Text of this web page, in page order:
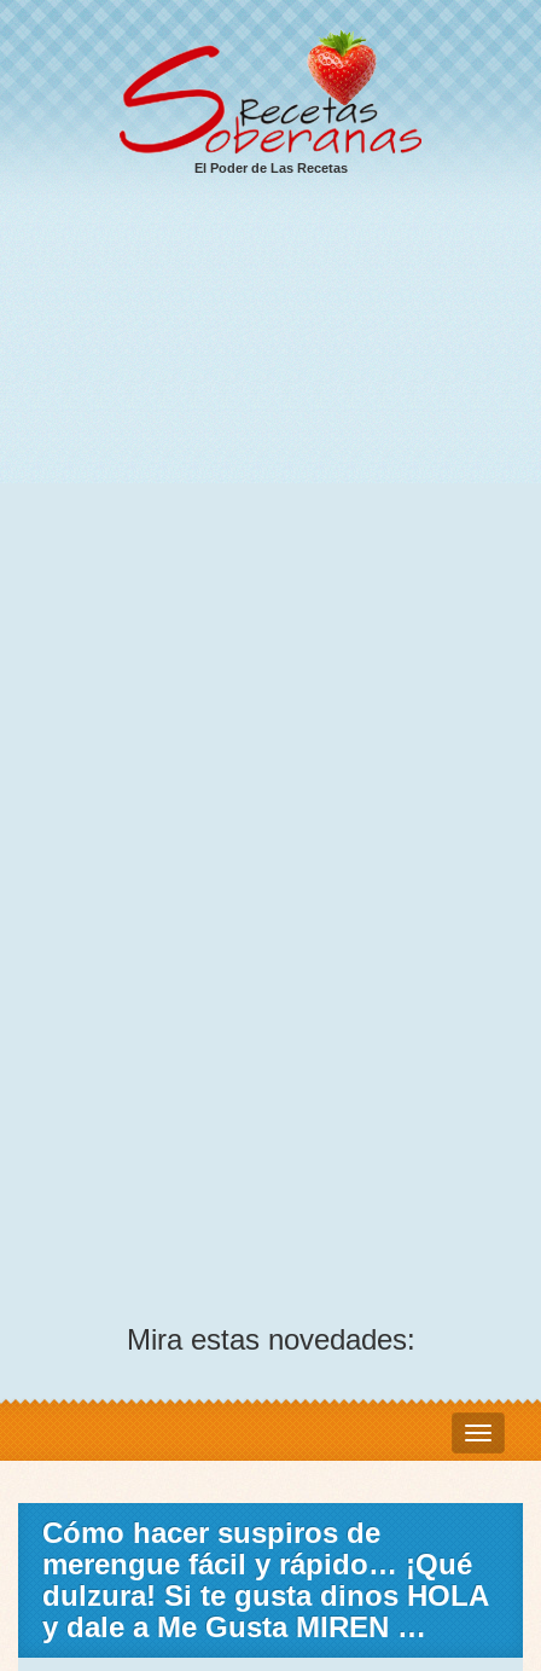
El Poder de Las Recetas
Mira estas novedades:
Cómo hacer suspiros de
merengue fácil y rápido… ¡Qué
dulzura! Si te gusta dinos HOLA
y dale a Me Gusta MIREN …